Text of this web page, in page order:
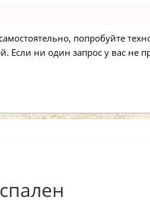
попробуйте
Если ни один запрос у вас не